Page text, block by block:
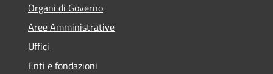
Organi di Governo
Aree Amministrative
Uffici
Enti e fondazioni